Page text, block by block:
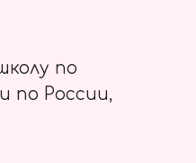
по
по России,